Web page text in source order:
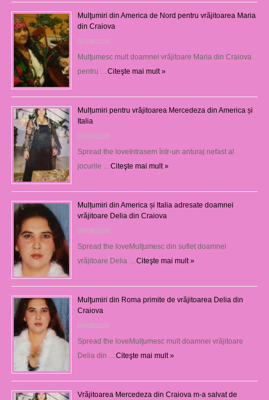
Mulţumiri din America de Nord pentru vrăjitoarea Maria
din Craiova
07/08/2026
Mulţumesc mult doamnei vrăjitoare Maria din Craiova
pentru …Citeşte mai mult »
Mulțumiri pentru vrăjitoarea Mercedeza din America și
Italia
07/08/2026
Spread the loveIntrasem într-un anturaj nefast al
jocurile …Citeşte mai mult »
Mulțumiri din America și Italia adresate doamnei
vrăjitoare Delia din Craiova
07/08/2026
Spread the loveMulţumesc din suflet doamnei
vrăjitoare Delia …Citeşte mai mult »
Mulţumiri din Roma primite de vrăjitoarea Delia din
Craiova
06/08/2026
Spread the loveMulţumesc mult doamnei vrăjitoare
Delia din …Citeşte mai mult »
Vrăjitoarea Mercedeza din Craiova m-a salvat de